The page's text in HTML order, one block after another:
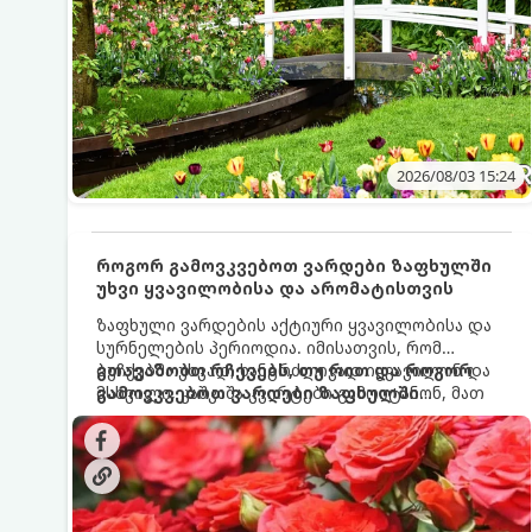
2026/08/03 15:24
როგორ გამოვკვებოთ ვარდები ზაფხულში
უხვი ყვავილობისა და არომატისთვის
ზაფხული ვარდების აქტიური ყვავილობისა და
სურნელების პერიოდია. იმისათვის, რომ
ბუჩქებმა უხვად, ხანგრძლივად იყვავილონ და
მსხვილი, კაშკაშა კვირტები გამოიტანონ, მათ
რეგულარული და სწორი გამოკვება
სჭირდებათ. ზაფხულის პერიოდში მცენარის
მოთხოვნილებები იცვლება, ამიტომ
მნიშვნელოვანია ვიცოდეთ, რომელი სასუქები
გამოიყენება ამ დროს.
გთავაზობთ რჩევებს, თუ რით და როგორ
გამოვკვებოთ ვარდები ზაფხულში
საუკეთესო შედეგის მისაღწევად: